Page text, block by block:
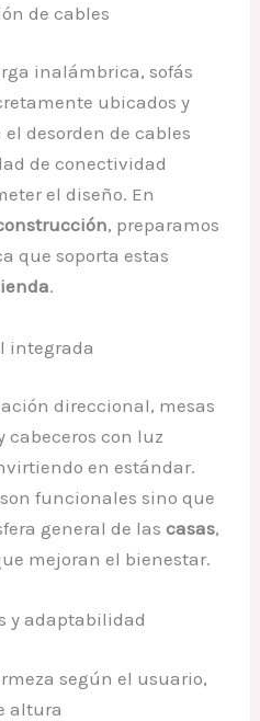
de cables
inalámbrica, sofás
ubicados y
desorden de cables
de conectividad
el diseño. En
, preparamos
que soporta estas
.
integrada
direccional, mesas
cabeceros con luz
en estándar.
funcionales sino que
general de lascasas,
mejoran el bienestar.
y adaptabilidad
según el usuario,
altura